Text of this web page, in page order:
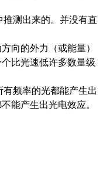
测出来的。并没有直
向的外力（或能量）
比光速低许多数量级
频率的光都能产生出
能产生出光电效应。